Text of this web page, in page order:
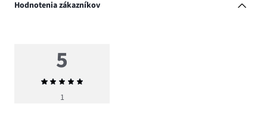
Hodnotenia zákazníkov
5
Priemerné
hodnotenie
1